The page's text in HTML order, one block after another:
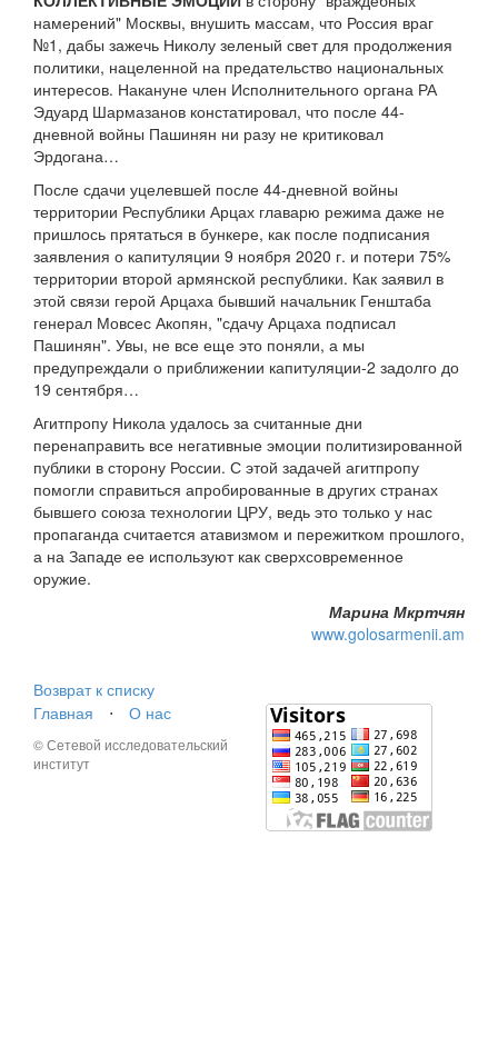
намерений" Москвы, внушить массам, что Россия враг
№1, дабы зажечь Николу зеленый свет для продолжения
политики, нацеленной на предательство национальных
интересов. Накануне член Исполнительного органа РА
Эдуард Шармазанов констатировал, что после 44-
дневной войны Пашинян ни разу не критиковал
Эрдогана…
После сдачи уцелевшей после 44-дневной войны
территории Республики Арцах главарю режима даже не
пришлось прятаться в бункере, как после подписания
заявления о капитуляции 9 ноября 2020 г. и потери 75%
территории второй армянской республики. Как заявил в
этой связи герой Арцаха бывший начальник Генштаба
генерал Мовсес Акопян, "сдачу Арцаха подписал
Пашинян". Увы, не все еще это поняли, а мы
предупреждали о приближении капитуляции-2 задолго до
19 сентября…
Агитпропу Никола удалось за считанные дни
перенаправить все негативные эмоции политизированной
публики в сторону России. С этой задачей агитпропу
помогли справиться апробированные в других странах
бывшего союза технологии ЦРУ, ведь это только у нас
пропаганда считается атавизмом и пережитком прошлого,
а на Западе ее используют как сверхсовременное
оружие.
Марина Мкртчян
www.golosarmenii.am
Возврат к списку
Главная
⋅ О нас
© Сетевой исследовательский
институт